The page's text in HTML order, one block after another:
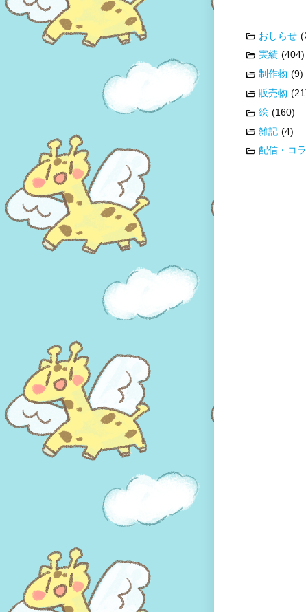
おしらせ
実績 (404)
制作物 (9)
販売物
絵 (160)
雑記 (4)
配信・コ